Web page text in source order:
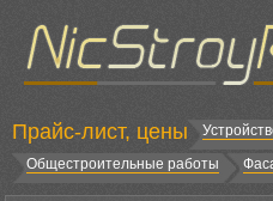
Прайс-лист, цены
Общестроительные работы